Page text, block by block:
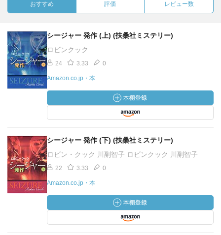
おすすめ 評価 レビュー数
シージャー 発作 (上) (扶桑社ミステリー)
ロビンクック
24 3.33 0
Amazon.co.jp・本
シージャー 発作 (下) (扶桑社ミステリー)
ロビン・クック 川副智子 ロビンクック 川副智子
22 3.33 0
Amazon.co.jp・本